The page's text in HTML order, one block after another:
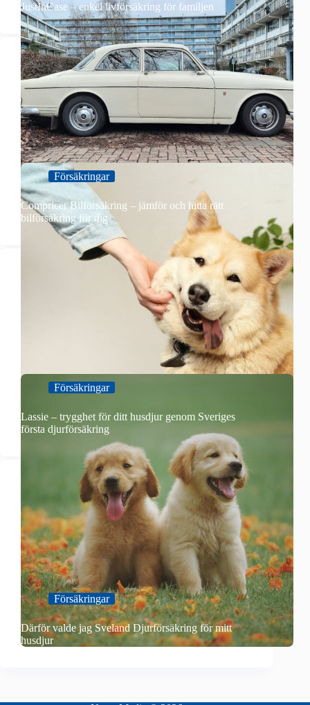
JustInCase – enkel livförsäkring för familjen
Försäkringar
Compricer Bilförsäkring – jämför och hitta rätt
bilförsäkring för dig
Försäkringar
Lassie – trygghet för ditt husdjur genom Sveriges
första djurförsäkring
Försäkringar
Därför valde jag Sveland Djurförsäkring för mitt
husdjur